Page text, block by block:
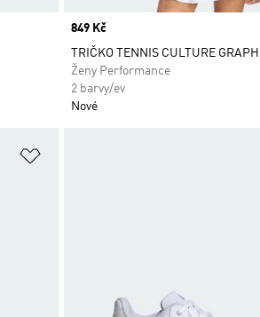
Price
849 Kč
TRIČKO TENNIS CULTURE
Ženy Performance
2 barvy/ev
Nové